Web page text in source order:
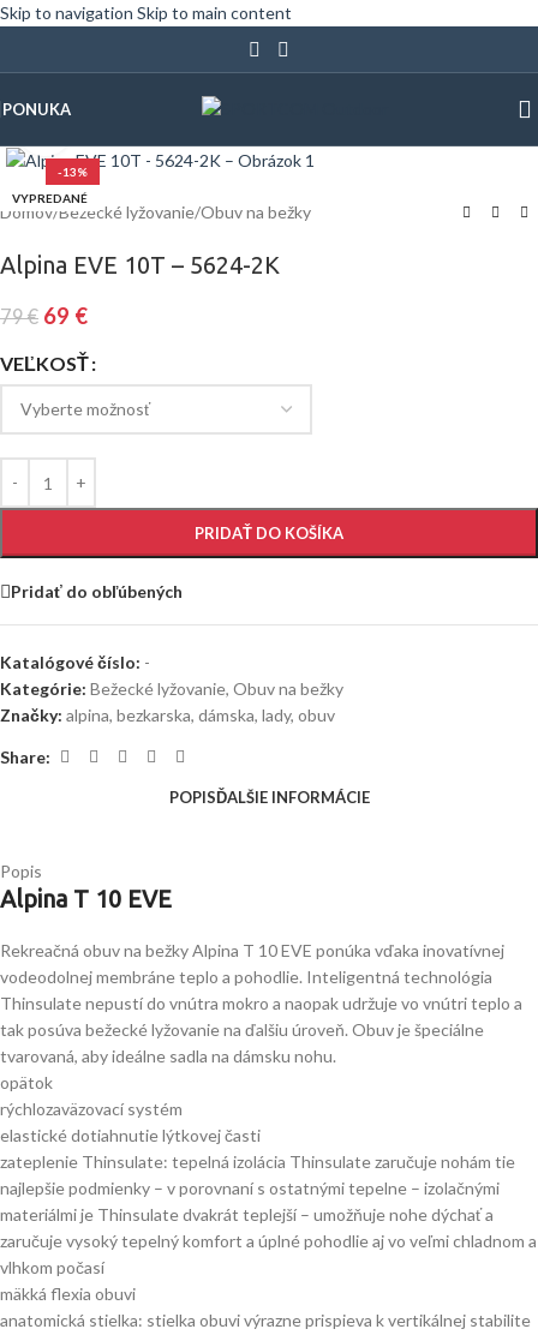
Skip to navigation Skip to main content
PONUKA
-13%
VYPREDANÉ
Domov/Bežecké lyžovanie/Obuv na bežky
Alpina EVE 10T – 5624-2K
79€ 69 €
VEĽKOSŤ
PRIDAŤ DO KOŠÍKA
Pridať do obľúbených
Katalógové číslo: -
Kategórie: Bežecké lyžovanie, Obuv na bežky
Značky: alpina, bezkarska, dámska, lady, obuv
Share:
POPISĎALŠIE INFORMÁCIE
Popis
Alpina T 10 EVE
Rekreačná obuv na bežky Alpina T 10 EVE ponúka vďaka inovatívnej
vodeodolnej membráne teplo a pohodlie. Inteligentná technológia
Thinsulate nepustí do vnútra mokro a naopak udržuje vo vnútri teplo a
tak posúva bežecké lyžovanie na ďalšiu úroveň. Obuv je špeciálne
tvarovaná, aby ideálne sadla na dámsku nohu.
opätok
rýchlozaväzovací systém
elastické dotiahnutie lýtkovej časti
zateplenie Thinsulate: tepelná izolácia Thinsulate zaručuje nohám tie
najlepšie podmienky – v porovnaní s ostatnými tepelne – izolačnými
materiálmi je Thinsulate dvakrát teplejší – umožňuje nohe dýchať a
zaručuje vysoký tepelný komfort a úplné pohodlie aj vo veľmi chladnom a
vlhkom počasí
mäkká flexia obuvi
anatomická stielka: stielka obuvi výrazne prispieva k vertikálnej stabilite